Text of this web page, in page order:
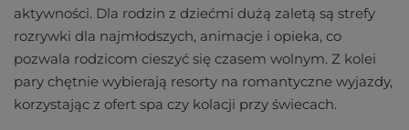
aktywności. Dla rodzin z dziećmi dużą zaletą są strefy
rozrywki dla najmłodszych, animacje i opieka, co
pozwala rodzicom cieszyć się czasem wolnym. Z kolei
pary chętnie wybierają resorty na romantyczne wyjazdy,
korzystając z ofert spa czy kolacji przy świecach.